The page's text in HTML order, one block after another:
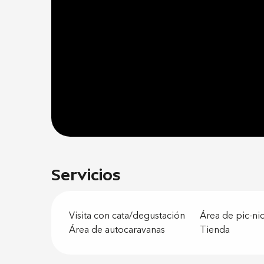
Servicios
Visita con cata/degustación
Área de pic-nic
Área de autocaravanas
Tienda